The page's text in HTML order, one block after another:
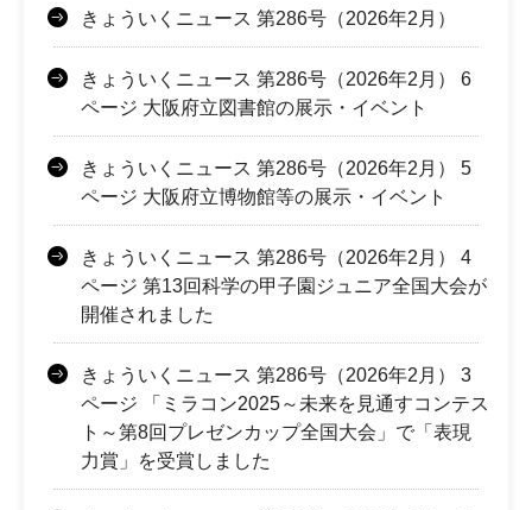
きょういくニュース 第286号（2026年2月）
きょういくニュース 第286号（2026年2月） 6
ページ 大阪府立図書館の展示・イベント
きょういくニュース 第286号（2026年2月） 5
ページ 大阪府立博物館等の展示・イベント
きょういくニュース 第286号（2026年2月） 4
ページ 第13回科学の甲子園ジュニア全国大会が
開催されました
きょういくニュース 第286号（2026年2月） 3
ページ 「ミラコン2025～未来を見通すコンテス
ト～第8回プレゼンカップ全国大会」で「表現
力賞」を受賞しました